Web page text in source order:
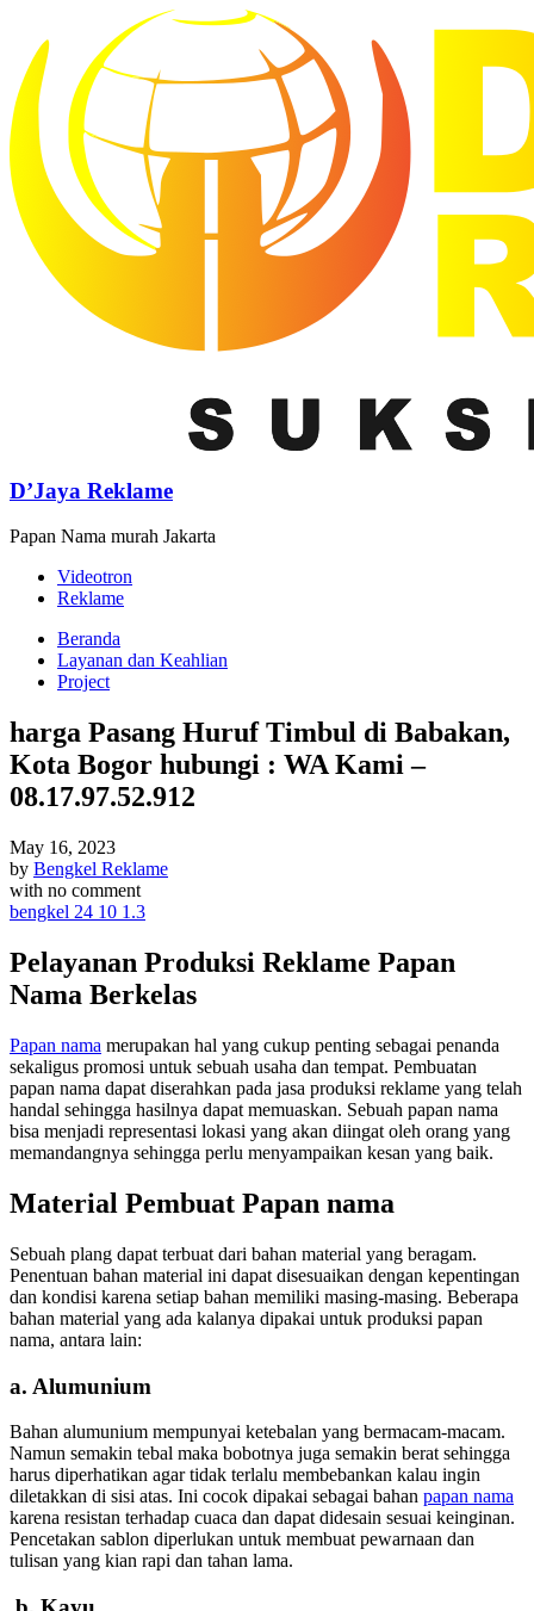
D’Jaya Reklame
Papan Nama murah Jakarta
Videotron
Reklame
Beranda
Layanan dan Keahlian
Project
harga Pasang Huruf Timbul di Babakan,
Kota Bogor hubungi : WA Kami –
08.17.97.52.912
May 16, 2023
by Bengkel Reklame
with no comment
bengkel 24 10 1.3
Pelayanan Produksi Reklame Papan
Nama Berkelas
Papan nama merupakan hal yang cukup penting sebagai penanda
sekaligus promosi untuk sebuah usaha dan tempat. Pembuatan
papan nama dapat diserahkan pada jasa produksi reklame yang telah
handal sehingga hasilnya dapat memuaskan. Sebuah papan nama
bisa menjadi representasi lokasi yang akan diingat oleh orang yang
memandangnya sehingga perlu menyampaikan kesan yang baik.
Material Pembuat Papan nama
Sebuah plang dapat terbuat dari bahan material yang beragam.
Penentuan bahan material ini dapat disesuaikan dengan kepentingan
dan kondisi karena setiap bahan memiliki masing-masing. Beberapa
bahan material yang ada kalanya dipakai untuk produksi papan
nama, antara lain:
a. Alumunium
Bahan alumunium mempunyai ketebalan yang bermacam-macam.
Namun semakin tebal maka bobotnya juga semakin berat sehingga
harus diperhatikan agar tidak terlalu membebankan kalau ingin
diletakkan di sisi atas. Ini cocok dipakai sebagai bahan papan nama
karena resistan terhadap cuaca dan dapat didesain sesuai keinginan.
Pencetakan sablon diperlukan untuk membuat pewarnaan dan
tulisan yang kian rapi dan tahan lama.